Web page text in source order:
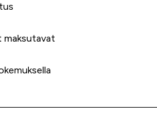
maksutavat